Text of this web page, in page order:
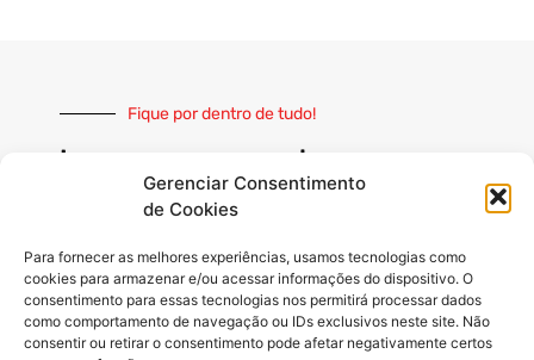
Gerenciar Consentimento
de Cookies
Para fornecer as melhores experiências, usamos tecnologias como
cookies para armazenar e/ou acessar informações do dispositivo. O
consentimento para essas tecnologias nos permitirá processar dados
como comportamento de navegação ou IDs exclusivos neste site. Não
consentir ou retirar o consentimento pode afetar negativamente certos
Fique por dentro de tudo!
Inscreva-se e receba nossas
notícias sempre atualizadas
INSCREVER